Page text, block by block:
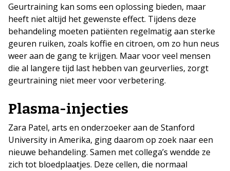
Geurtraining kan soms een oplossing bieden, maar
heeft niet altijd het gewenste effect. Tijdens deze
behandeling moeten patiënten regelmatig aan sterke
geuren ruiken, zoals koffie en citroen, om zo hun neus
weer aan de gang te krijgen. Maar voor veel mensen
die al langere tijd last hebben van geurverlies, zorgt
geurtraining niet meer voor verbetering.
Plasma-injecties
Zara Patel, arts en onderzoeker aan de Stanford
University in Amerika, ging daarom op zoek naar een
nieuwe behandeling. Samen met collega’s wendde ze
zich tot bloedplaatjes. Deze cellen, die normaal